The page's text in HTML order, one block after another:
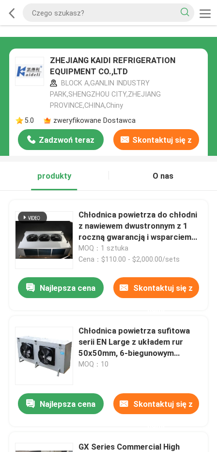
ZHEJIANG KAIDI REFRIGERATION
EQUIPMENT CO.,LTD
BLOCK A,GANLIN INDUSTRY
PARK,SHENGZHOU CITY,ZHEJIANG
PROVINCE,CHINA,Chiny
5.0
zweryfikowane Dostawca
Zadzwoń teraz Skontaktuj się z
produkty
O nas
Chłodnica powietrza do chłodni
z nawiewem dwustronnym z 1
roczną gwarancją i wsparciem
online dla parownika
chłodniczego
MOQ：1 sztuka
Cena：$110.00 - $2,000.00/sets
Najlepsza cena Skontaktuj się z
Chłodnica powietrza sufitowa
serii EN Large z układem rur
50x50mm, 6-biegunowym
wentylatorem z wirnikiem
ciepła
MOQ：10
Najlepsza cena Skontaktuj się z
GX Series Commercial High